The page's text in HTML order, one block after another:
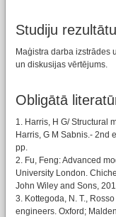
Studiju
Maģistra darba izstrādes
un diskusijas vērtējums.
Obligātā
1. Harris, H G/ Structural
Harris, G M Sabnis.- 2nd
pp.
2. Fu, Feng: Advanced
University London.
John Wiley and Sons,
3. Kottegoda, N. T.,
engineers. Oxford;